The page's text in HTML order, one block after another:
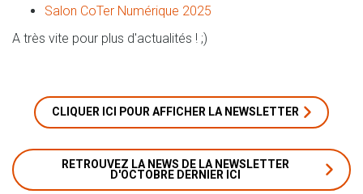
Salon CoTer Numérique 2025
A très vite pour plus d'actualités ! ;)
CLIQUER ICI POUR AFFICHER LA NEWSLETTER
RETROUVEZ LA NEWS DE LA NEWSLETTER
D'OCTOBRE DERNIER ICI